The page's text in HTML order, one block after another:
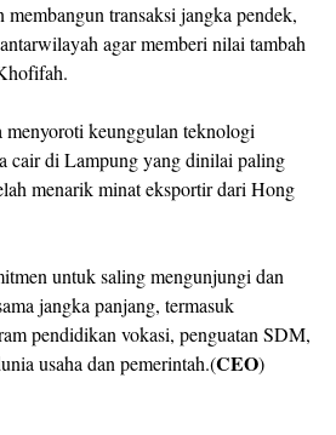
transaksi jangka pendek,
agar memberi nilai tambah
keunggulan teknologi
cair di Lampung yang dinilai paling
menarik minat eksportir dari Hong
untuk saling mengunjungi dan
jangka panjang, termasuk
pendidikan vokasi, penguatan SDM,
usaha dan pemerintah.(CEO)